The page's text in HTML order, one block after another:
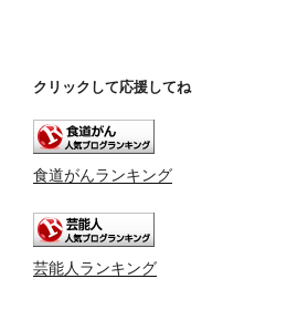
クリックして応援してね
食道がんランキング
芸能人ランキング